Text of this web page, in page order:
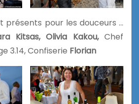
présents pour les douceurs …
Kitsas, Olivia Kakou,Chef
3.14, Confiserie Florian